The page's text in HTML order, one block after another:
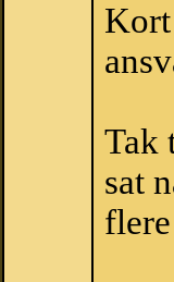
Kort
Tak
sat